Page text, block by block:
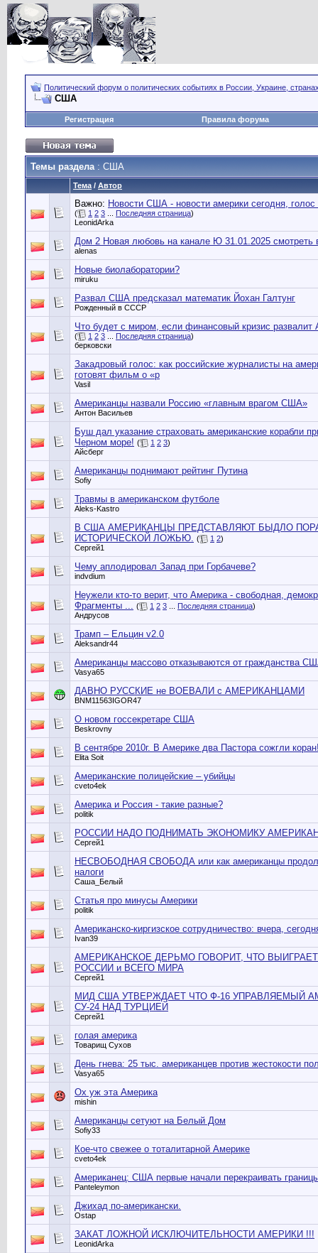
Политический форум о политических событиях в России, Украине,
США
Регистрация Правила форума
Темы раздела: США
Тема / Автор
Важно: Новости США - новости америки сегодня,
( 1 2 3 Последняя страница)
LeonidArka
Дом 2 Новая любовь на канале Ю 31.01.2025 смотреть
alenas
Новые биолаборатории?
miruku
Развал США предсказал математик Йохан Галтунг
Рожденный в СССР
Что будет с миром, если финансовый кризис развалит
( 1 2 3 Последняя страница)
берковски
Закадровый голос: как российские журналисты на
готовят фильм о «р
Vasil
Американцы назвали Россию «главным врагом США»
Антон Васильев
Буш дал указание страховать американские корабли
Черном море! ( 1 2 3)
Айсберг
Американцы поднимают рейтинг Путина
Sofiy
Травмы в американском футболе
Aleks-Kastro
В США АМЕРИКАНЦЫ ПРЕДСТАВЛЯЮТ БЫДЛО
ИСТОРИЧЕСКОЙ ЛОЖЬЮ. ( 1 2)
Сергей1
Чему аплодировал Запад при Горбачеве?
indvdium
Неужели кто-то верит, что Америка - свободная,
Фрагменты ... ( 1 2 3 Последняя страница)
Андрусов
Трамп – Ельцин v2.0
Aleksandr44
Американцы массово отказываются от гражданства
Vasya65
ДАВНО РУССКИЕ не ВОЕВАЛИ с АМЕРИКАНЦАМИ
BNM11563IGOR47
О новом госсекретаре США
Beskrovny
В сентябре 2010г. В Америке два Пастора сожгли
Elita Soit
Американские полицейские – убийцы
cveto4ek
Америка и Россия - такие разные?
politik
РОССИИ НАДО ПОДНИМАТЬ ЭКОНОМИКУ
Сергей1
НЕСВОБОДНАЯ СВОБОДА или как американцы
налоги
Саша_Белый
Статья про минусы Америки
politik
Американско-киргизское сотрудничество: вчера,
Ivan39
АМЕРИКАНСКОЕ ДЕРЬМО ГОВОРИТ, ЧТО
РОССИИ и ВСЕГО МИРА
Сергей1
МИД США УТВЕРЖДАЕТ ЧТО Ф-16 УПРАВЛЯЕМЫЙ
СУ-24 НАД ТУРЦИЕЙ
Сергей1
голая америка
Товарищ Сухов
День гнева: 25 тыс. американцев против жестокости
Vasya65
Ох уж эта Америка
mishin
Американцы сетуют на Белый Дом
Sofiy33
Кое-что свежее о тоталитарной Америке
cveto4ek
Американец: США первые начали перекраивать
Panteleymon
Джихад по-американски.
Ostap
ЗАКАТ ЛОЖНОЙ ИСКЛЮЧИТЕЛЬНОСТИ АМЕРИКИ !!!
LeonidArka